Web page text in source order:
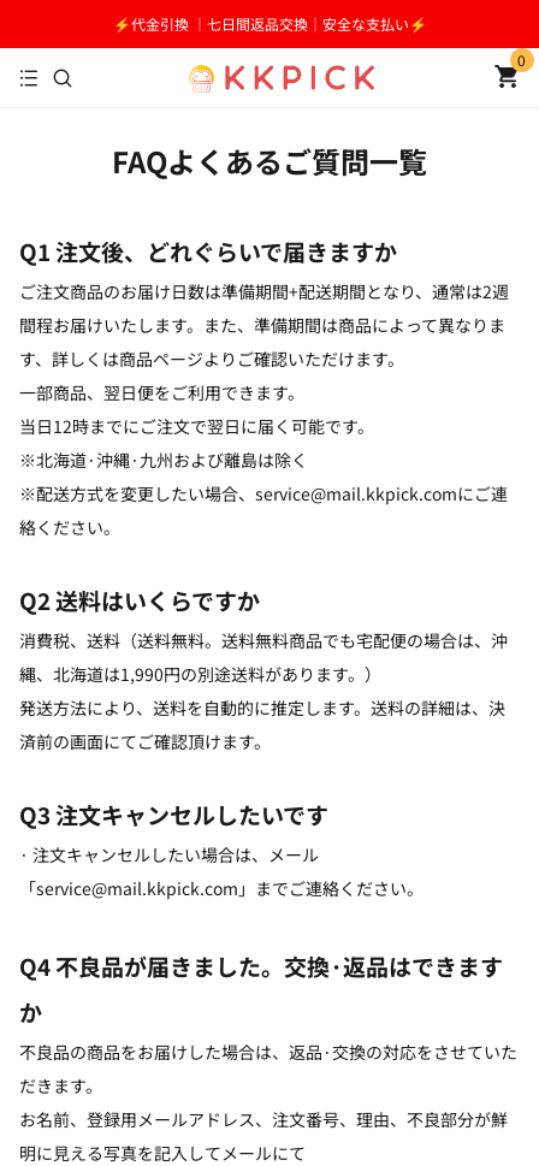
⚡️代金引換 ｜七日間返品交換｜安全な支払い⚡️
0
FAQよくあるご質問一覧
Q1 注文後、どれぐらいで届きますか
ご注文商品のお届け日数は準備期間+配送期間となり、通常は2週
間程お届けいたします。また、準備期間は商品によって異なりま
す、詳しくは商品ページよりご確認いただけます。
一部商品、翌日便をご利用できます。
当日12時までにご注文で翌日に届く可能です。
※北海道·沖縄·九州および離島は除く
※配送方式を変更したい場合、service@mail.kkpick.comにご連
絡ください。
Q2 送料はいくらですか
消費税、送料（送料無料。送料無料商品でも宅配便の場合は、沖
縄、北海道は1,990円の別途送料があります。）
発送方法により、送料を自動的に推定します。送料の詳細は、決
済前の画面にてご確認頂けます。
Q3 注文キャンセルしたいです
· 注文キャンセルしたい場合は、メール
「service@mail.kkpick.com」までご連絡ください。
Q4 不良品が届きました。交換·返品はできます
か
不良品の商品をお届けした場合は、返品·交換の対応をさせていた
だきます。
お名前、登録用メールアドレス、注文番号、理由、不良部分が鮮
明に見える写真を記入してメールにて